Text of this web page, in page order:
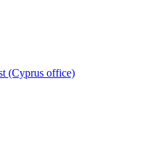
(Cyprus office)